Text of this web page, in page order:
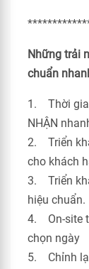
Những trải
chuẩn
1. Thời
NHẬN
2. Triển
cho khách
3. Triển
hiệu chuẩn.
4. On-site
chọn ngày
5. Chỉnh